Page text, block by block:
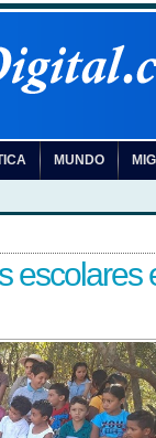
MUNDO
escolares